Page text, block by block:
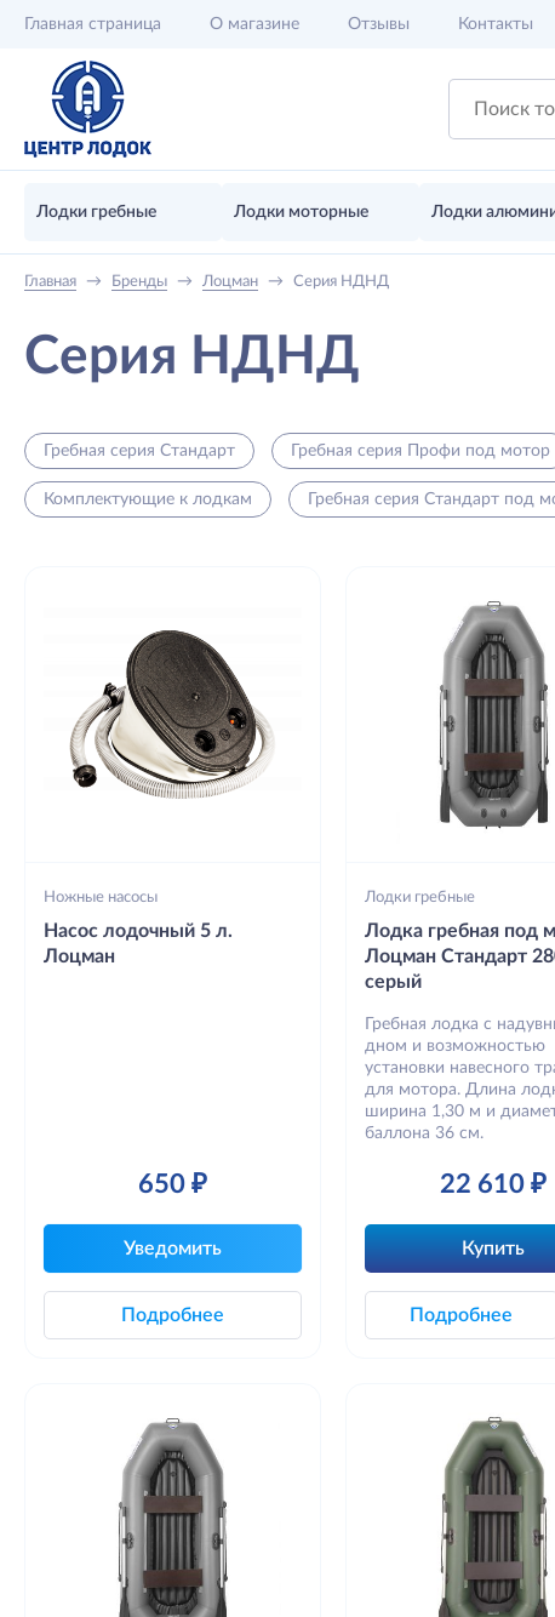
Главная страница О магазине Отзывы Контакты
Лодки гребные Лодки моторные Лодки
Главная → Бренды → Лоцман → Серия НДНД
Серия НДНД
Гребная серия Стандарт Гребная серия Профи под мотор
Комплектующие к лодкам Гребная серия Стандарт под
Ножные насосы
Насос лодочный 5 л.
Лоцман
650 ₽
Уведомить
Подробнее
Лодки гребные
Лодка гребная под
Лоцман Стандарт
серый
Гребная лодка с
дном и возможностью
установки навесного
для мотора. Длина
ширина 1,30 м и
баллона 36 см.
22 610 ₽
Купить
Подробнее